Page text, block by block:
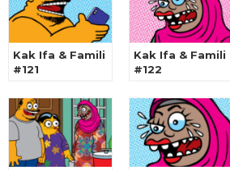
Kak Ifa & Famili
#121
Kak Ifa & Famili
#122